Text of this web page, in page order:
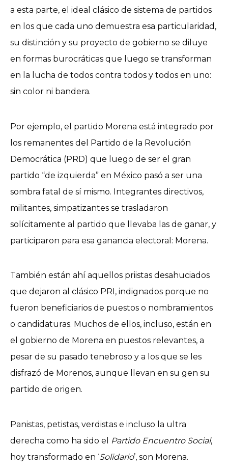
a esta parte, el ideal clásico de sistema de partidos
en los que cada uno demuestra esa particularidad,
su distinción y su proyecto de gobierno se diluye
en formas burocráticas que luego se transforman
en la lucha de todos contra todos y todos en uno:
sin color ni bandera.
Por ejemplo, el partido Morena está integrado por
los remanentes del Partido de la Revolución
Democrática (PRD) que luego de ser el gran
partido “de izquierda” en México pasó a ser una
sombra fatal de sí mismo. Integrantes directivos,
militantes, simpatizantes se trasladaron
solícitamente al partido que llevaba las de ganar, y
participaron para esa ganancia electoral: Morena.
También están ahí aquellos priistas desahuciados
que dejaron al clásico PRI, indignados porque no
fueron beneficiarios de puestos o nombramientos
o candidaturas. Muchos de ellos, incluso, están en
el gobierno de Morena en puestos relevantes, a
pesar de su pasado tenebroso y a los que se les
disfrazó de Morenos, aunque llevan en su gen su
partido de origen.
Panistas, petistas, verdistas e incluso la ultra
derecha como ha sido el
Partido Encuentro Social,
hoy transformado en ‘Solidario’, son Morena.